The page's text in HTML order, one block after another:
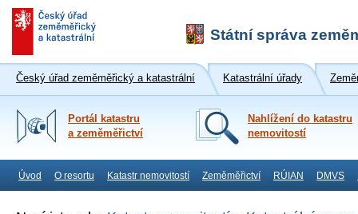
Státní správa
Český úřad zeměměřický a katastrální Katastrální úřady
Portál katastru
a zeměměřictví
Nahlížení do katastru
nemovitostí
Úvod O resortu Katastr nemovitostí Zeměměřictví RÚIAN DMVS